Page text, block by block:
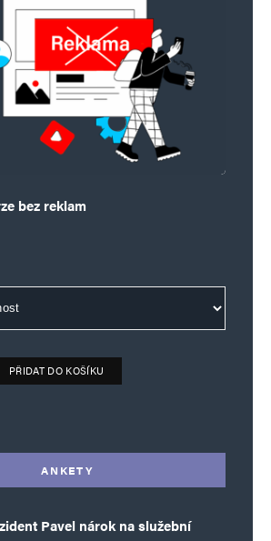
bez reklam
až 720 Kč
bez reklam množství
PŘIDAT DO KOŠÍKU
ANKETY
Pavel nárok na služební